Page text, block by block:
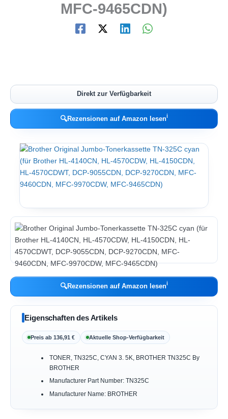
MFC-9465CDN)
Direkt zur Verfügbarkeit
🔍Rezensionen auf Amazon lesenℹ︎
🔍Rezensionen auf Amazon lesenℹ︎
Eigenschaften des Artikels
Preis ab 136,91 € Aktuelle Shop-Verfügbarkeit
TONER, TN325C, CYAN 3. 5K, BROTHER TN325C By
BROTHER
Manufacturer Part Number: TN325C
Manufacturer Name: BROTHER